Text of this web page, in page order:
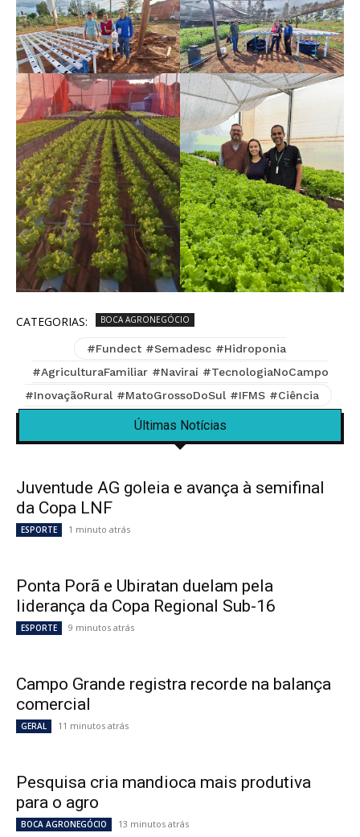
CATEGORIAS: BOCA AGRONEGÓCIO
#Fundect #Semadesc #Hidroponia
#AgriculturaFamiliar #Naviraí #TecnologiaNoCampo
#InovaçãoRural #MatoGrossoDoSul #IFMS #Ciência
Últimas Notícias
Juventude AG goleia e avança à semifinal
da Copa LNF
ESPORTE 1 minuto atrás
Ponta Porã e Ubiratan duelam pela
liderança da Copa Regional Sub-16
ESPORTE 9 minutos atrás
Campo Grande registra recorde na balança
comercial
GERAL 11 minutos atrás
Pesquisa cria mandioca mais produtiva
para o agro
BOCA AGRONEGÓCIO 13 minutos atrás